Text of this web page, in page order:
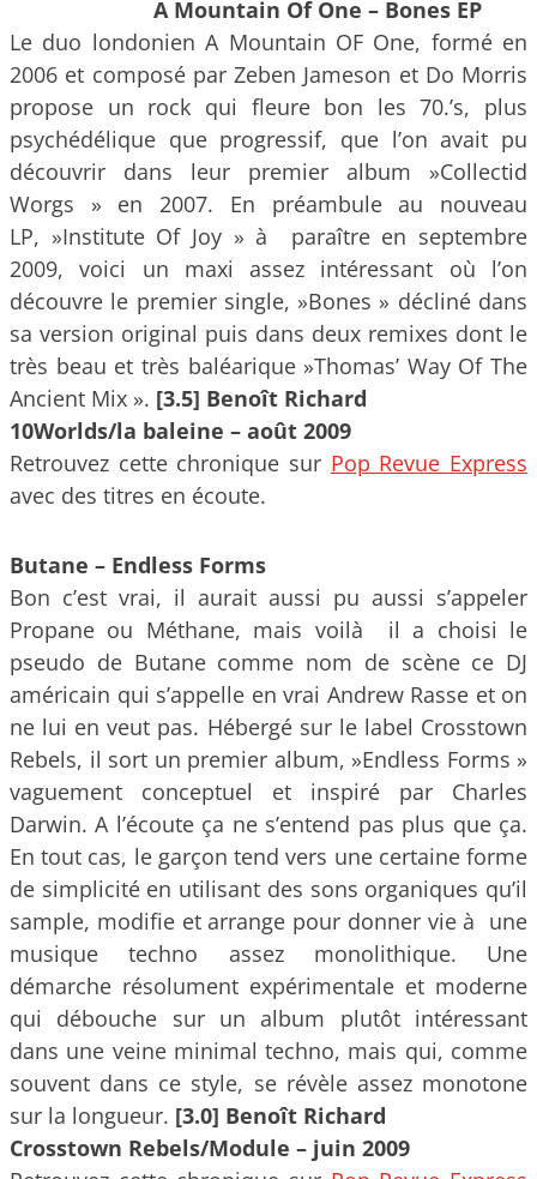
A Mountain Of One – Bones EP
Le duo londonien A Mountain OF One, formé en
2006 et composé par Zeben Jameson et Do Morris
propose un rock qui fleure bon les 70.’s, plus
psychédélique que progressif, que l’on avait pu
découvrir dans leur premier album »Collectid
Worgs » en 2007. En préambule au nouveau
LP, »Institute Of Joy » à paraître en septembre
2009, voici un maxi assez intéressant où l’on
découvre le premier single, »Bones » décliné dans
sa version original puis dans deux remixes dont le
très beau et très baléarique »Thomas’ Way Of The
Ancient Mix ». [3.5] Benoît Richard
10Worlds/la baleine – août 2009
Retrouvez cette chronique sur Pop Revue Express
avec des titres en écoute.
Butane – Endless Forms
Bon c’est vrai, il aurait aussi pu aussi s’appeler
Propane ou Méthane, mais voilà il a choisi le
pseudo de Butane comme nom de scène ce DJ
américain qui s’appelle en vrai Andrew Rasse et on
ne lui en veut pas. Hébergé sur le label Crosstown
Rebels, il sort un premier album, »Endless Forms »
vaguement conceptuel et inspiré par Charles
Darwin. A l’écoute ça ne s’entend pas plus que ça.
En tout cas, le garçon tend vers une certaine forme
de simplicité en utilisant des sons organiques qu’il
sample, modifie et arrange pour donner vie à une
musique techno assez monolithique. Une
démarche résolument expérimentale et moderne
qui débouche sur un album plutôt intéressant
dans une veine minimal techno, mais qui, comme
souvent dans ce style, se révèle assez monotone
sur la longueur. [3.0] Benoît Richard
Crosstown Rebels/Module – juin 2009